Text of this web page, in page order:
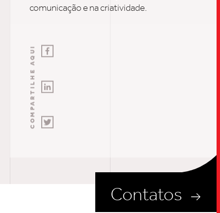
comunicação e na criatividade.
COMPARTILHE AQUI
Contatos